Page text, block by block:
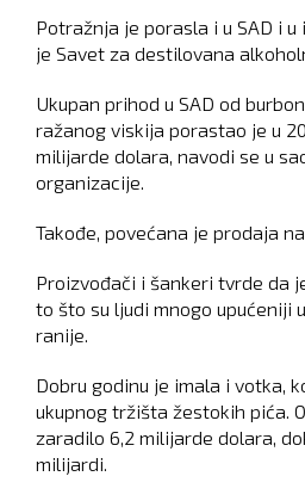
Potražnja je porasla i u SAD i
je Savet za destilovana
Ukupan prihod u SAD od
ražanog viskija porastao je u
milijarde dolara, navodi se u
organizacije.
Takođe, povećana je prodaja
Proizvođači i šankeri tvrde da
to što su ljudi mnogo upućeniji
ranije.
Dobru godinu je imala i votka,
ukupnog tržišta žestokih pića.
zaradilo 6,2 milijarde dolara,
milijardi.